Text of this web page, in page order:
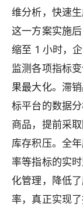
维分析，快速
这一方案实施
缩至 1 小时，
监测各项指标
果最大化。滞
标平台的数据
商品，提前采
库存积压。全
率等指标的实
化管理，降低
率，真正实现